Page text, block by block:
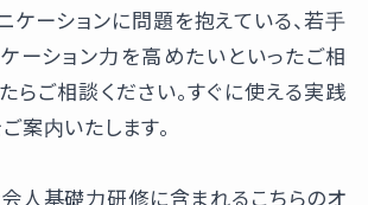
ケーションに問題を抱えている、若手
ーション力を高めたいといったご相
らご相談ください。すぐに使える実践
案内いたします。
人基礎力研修に含まれるこちらのオ